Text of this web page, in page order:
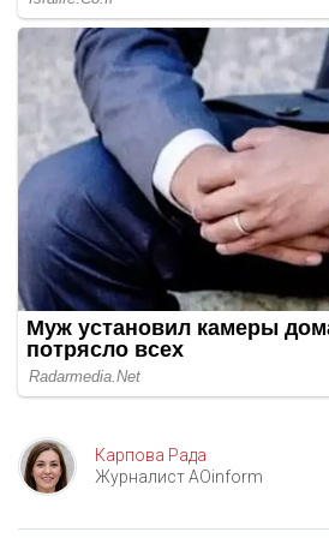
Карпова Рада
Журналист AOinform